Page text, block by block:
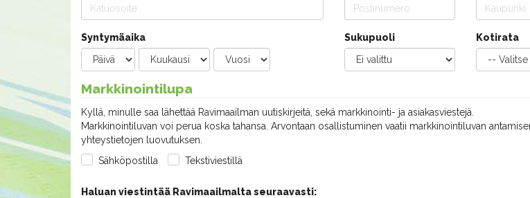
Syntymäaika Sukupuoli Kotirata
Markkinointilupa
Kyllä, minulle saa lähettää Ravimaailman uutiskirjeitä, sekä markkinointi- ja asiakasviestejä.
Markkinointiluvan voi perua koska tahansa. Arvontaan osallistuminen vaatii markkinointiluvan
yhteystietojen luovutuksen.
Sähköpostilla
Tekstiviestillä
Haluan viestintää Ravimaailmalta seuraavasti: